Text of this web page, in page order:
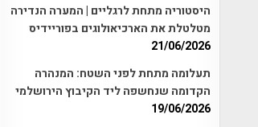
היסטוריה מתחת לרגליים | המערה הנדירה
מטלטלת את הארכיאולוגים בפוריידיס
21/06/2026
תעלומה מתחת לפני השטח: המנהרה
הקדומה שנחשפה ליד הקיבוץ הירושלמי
19/06/2026